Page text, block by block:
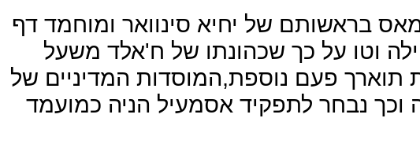
בראשותם של יחיא סינוואר ומוחמד דף
וטו על כך שכהונתו של ח'אלד משעל
תוארך פעם נוספת,המוסדות המדיניים של
נבחר לתפקיד אסמעיל הניה כמועמד